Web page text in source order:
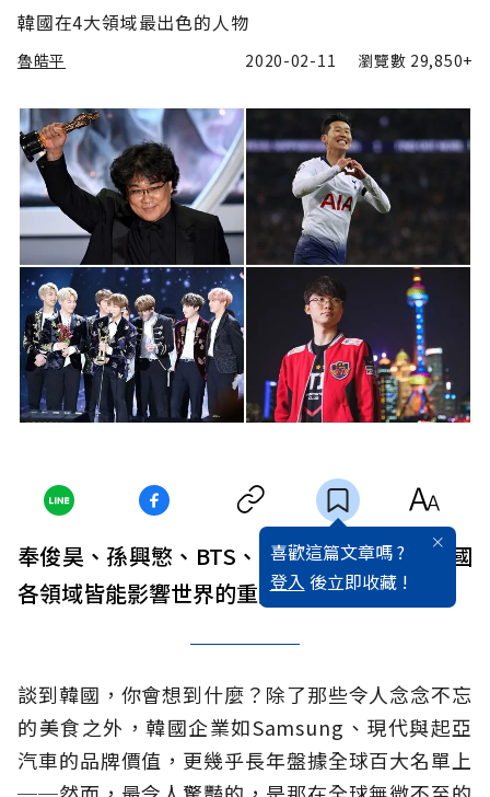
韓國在4大領域最出色的人物
魯皓平 2020-02-11 瀏覽數 29,850+
喜歡這篇文章嗎 ?
登入 後立即收藏 !
奉俊昊、孫興慜、BTS、Faker，被譽為是韓國
各領域皆能影響世界的重要人物。
談到韓國，你會想到什麼？除了那些令人念念不忘
的美食之外，韓國企業如Samsung、現代與起亞
汽車的品牌價值，更幾乎長年盤據全球百大名單上